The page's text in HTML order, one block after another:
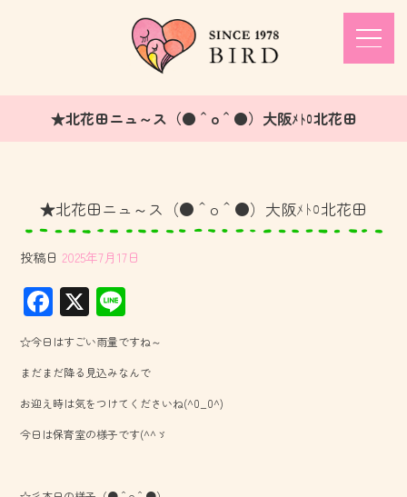
★北花田ニュ～ス（●＾o＾●）大阪ﾒﾄﾛ北花田
★北花田ニュ～ス（●＾o＾●）大阪ﾒﾄﾛ北花田
投稿日 2025年7月17日
F
ac
e
b
o
ok
X
ne
☆今日はすごい雨量ですね～
まだまだ降る見込みなんで
お迎え時は気をつけてくださいね(^0_0^)
今日は保育室の様子です(^^ゞ